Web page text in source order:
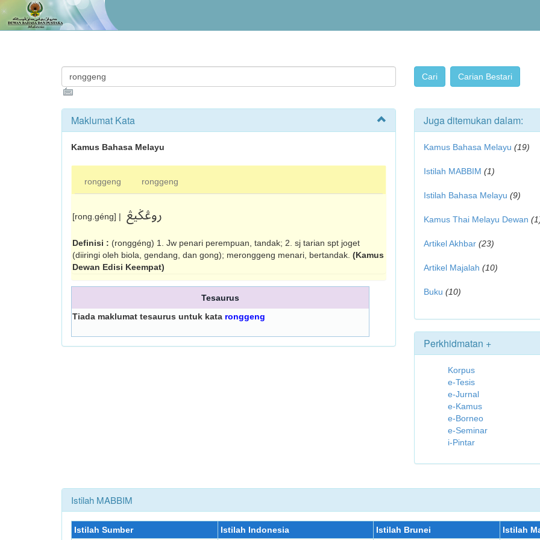
Maklumat Kata
Kamus Bahasa Melayu
ronggeng ronggeng
[rong.géng] | روڠݢيڠ
Definisi : (ronggéng) 1. Jw penari perempuan, tandak; 2. sj tarian spt joget
(diiringi oleh biola, gendang, dan gong); meronggeng menari, bertandak. (Kamus
Dewan Edisi Keempat)
Tesaurus
Tiada maklumat tesaurus untuk kata ronggeng
Juga ditemukan dalam:
Kamus Bahasa Melayu (19)
Istilah MABBIM (1)
Istilah Bahasa Melayu (9)
Kamus Thai Melayu Dewan
Artikel Akhbar (23)
Artikel Majalah (10)
Buku (10)
Perkhidmatan +
Korpus
e-Tesis
e-Jurnal
e-Kamus
e-Borneo
e-Seminar
i-Pintar
Istilah MABBIM
Istilah Sumber Istilah Indonesia Istilah Brunei Istilah